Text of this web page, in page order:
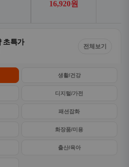
초특가
전체보기
생활/건강
디지털/가전
패션잡화
화장품/미용
출산/육아